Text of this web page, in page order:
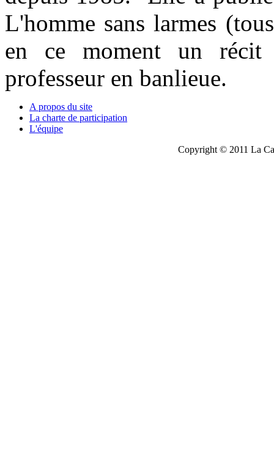
L'homme sans larmes
en ce moment un récit
professeur en banlieue.
A propos du site
La charte de participation
L'équipe
Copyright © 2011 La